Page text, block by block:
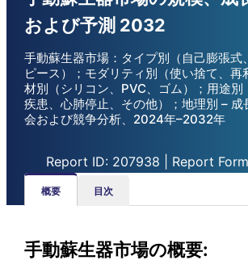
および予測 2032
手動蘇生器市場：タイプ別（自己膨張式
ピース）；モダリティ別（使い捨て、再
材別（シリコン、PVC、ゴム）；用途別
疾患、心肺停止、その他）；地理別 – 成
会および競争分析、2024年–2032年
Report ID: 207938 | Report
概要 目次
手動蘇生器市場の概要: